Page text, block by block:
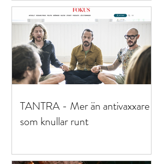
TANTRA - Mer än antivaxxare
som knullar runt